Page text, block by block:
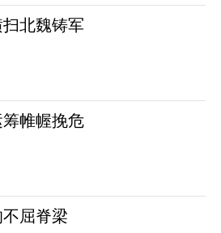
北魏铸军
帷幄挽危
屈脊梁